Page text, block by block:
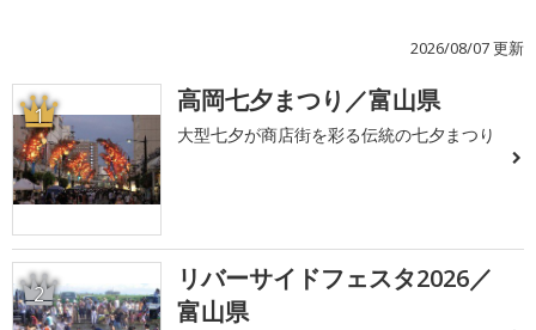
2026/08/07 更新
1 高岡七夕まつり／富山県
大型七夕が商店街を彩る伝統の七夕まつり
2
リバーサイドフェスタ2026／
富山県